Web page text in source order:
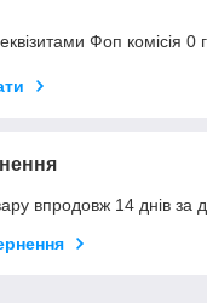
Фоп комісія 0
впродовж 14 днів за